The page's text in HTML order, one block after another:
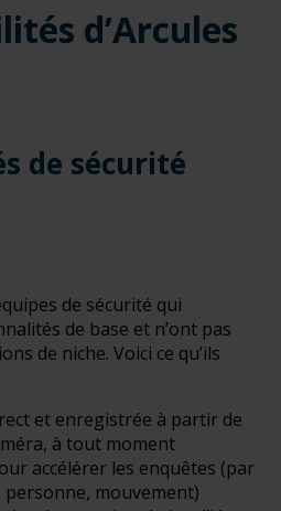
d’Arcules
de sécurité
de sécurité qui
de base et n’ont pas
de niche. Voici ce qu’ils
et enregistrée à partir de
à tout moment
accélérer les enquêtes (par
mouvement)